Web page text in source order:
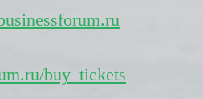
buy_tickets